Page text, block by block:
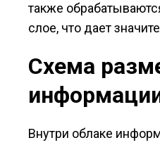
также
слое, что дает
Схема
Внутри облаке